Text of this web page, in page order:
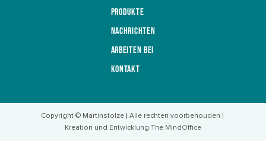
Produkte
Nachrichten
Arbeiten bei
Kontakt
Copyright © Martinstolze
Alle rechten voorbehouden
Kreation und Entwicklung The MindOffice